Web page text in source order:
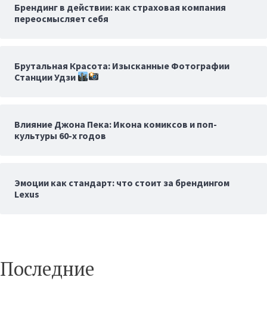
Брендинг в действии: как страховая компания
переосмысляет себя
Брутальная Красота: Изысканные Фотографии
Станции Удзи
Влияние Джона Пека: Икона комиксов и поп-
культуры 60-х годов
Эмоции как стандарт: что стоит за брендингом
Lexus
Последние